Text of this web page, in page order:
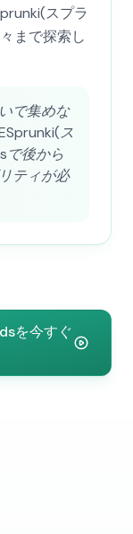
スプラ
まで探索し
で集めな
ス
で後から
ティが必
を今すぐ